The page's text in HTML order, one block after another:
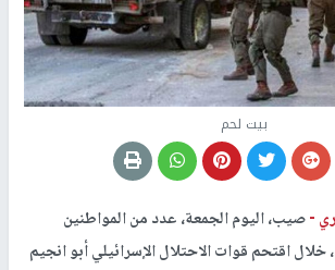
بيت لحم
-صيب، اليوم الجمعة، عدد من المواطنين
خلال اقتحم قوات الاحتلال الإسرائيلي أبو انجيم